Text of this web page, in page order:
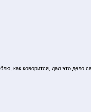
как коворится, дал это дело